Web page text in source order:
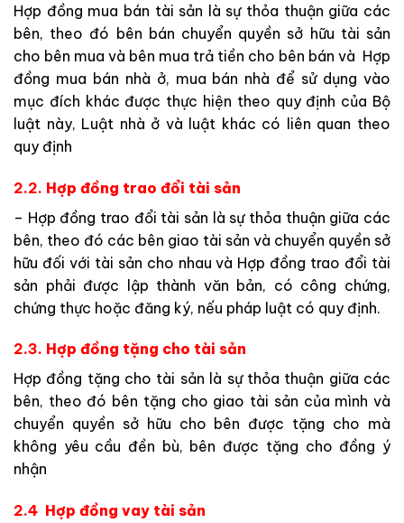
Hợp đồng mua bán tài sản là sự thỏa thuận giữa các
bên, theo đó bên bán chuyển quyền sở hữu tài sản
cho bên mua và bên mua trả tiền cho bên bán và Hợp
đồng mua bán nhà ở, mua bán nhà để sử dụng vào
mục đích khác được thực hiện theo quy định của Bộ
luật này, Luật nhà ở và luật khác có liên quan theo
quy định
2.2. Hợp đồng trao đổi tài sản
– Hợp đồng trao đổi tài sản là sự thỏa thuận giữa các
bên, theo đó các bên giao tài sản và chuyển quyền sở
hữu đối với tài sản cho nhau và Hợp đồng trao đổi tài
sản phải được lập thành văn bản, có công chứng,
chứng thực hoặc đăng ký, nếu pháp luật có quy định.
2.3. Hợp đồng tặng cho tài sản
Hợp đồng tặng cho tài sản là sự thỏa thuận giữa các
bên, theo đó bên tặng cho giao tài sản của mình và
chuyển quyền sở hữu cho bên được tặng cho mà
không yêu cầu đền bù, bên được tặng cho đồng ý
nhận
2.4 Hợp đồng vay tài sản